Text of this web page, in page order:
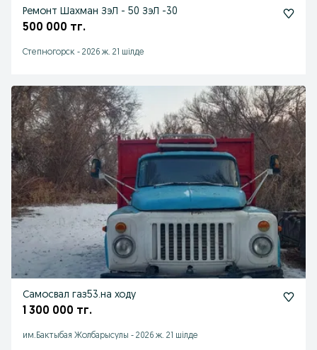
Ремонт Шахман ЗэЛ - 50 ЗэЛ -30
500 000 тг.
Степногорск - 2026 ж. 21 шілде
Самосвал газ53.на ходу
1 300 000 тг.
им.Бактыбая Жолбарысулы - 2026 ж. 21 шілде